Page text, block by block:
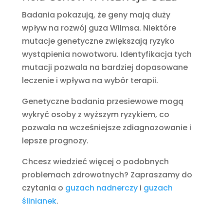
Badania pokazują, że geny mają duży
wpływ na rozwój guza Wilmsa. Niektóre
mutacje genetyczne zwiększają ryzyko
wystąpienia nowotworu. Identyfikacja tych
mutacji pozwala na bardziej dopasowane
leczenie i wpływa na wybór terapii.
Genetyczne badania przesiewowe mogą
wykryć osoby z wyższym ryzykiem, co
pozwala na wcześniejsze zdiagnozowanie i
lepsze prognozy.
Chcesz wiedzieć więcej o podobnych
problemach zdrowotnych? Zapraszamy do
czytania o guzach nadnerczyi guzach
ślinianek.